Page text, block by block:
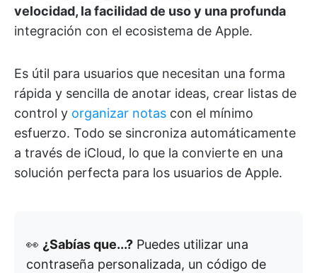
velocidad, la facilidad de uso y una profunda
integración con el ecosistema de Apple.
Es útil para usuarios que necesitan una forma
rápida y sencilla de anotar ideas, crear listas de
control y organizar notas con el mínimo
esfuerzo. Todo se sincroniza automáticamente
a través de iCloud, lo que la convierte en una
solución perfecta para los usuarios de Apple.
👀 ¿Sabías que...? Puedes utilizar una
contraseña personalizada, un código de